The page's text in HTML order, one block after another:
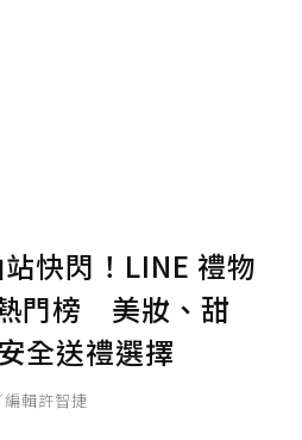
快閃！LINE 禮物
門榜 美妝、甜
全送禮選擇
輯許智捷